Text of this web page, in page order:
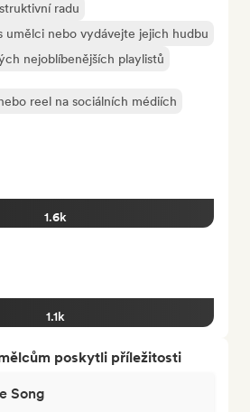
radu
umělci nebo vydávejte jejich hudbu
nejoblíbenějších playlistů
reel na sociálních médiích
1.6k
1.1k
poskytli příležitosti
Song